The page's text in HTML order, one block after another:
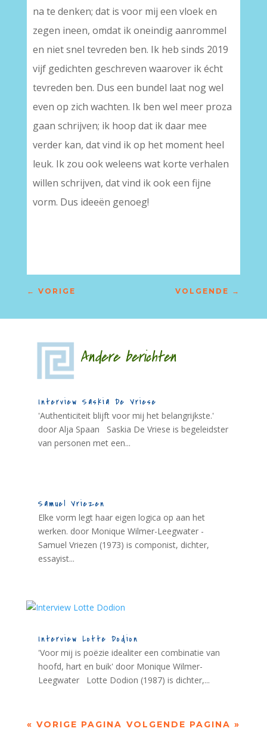
na te denken; dat is voor mij een vloek en
zegen ineen, omdat ik oneindig aanrommel
en niet snel tevreden ben. Ik heb sinds 2019
vijf gedichten geschreven waarover ik écht
tevreden ben. Dus een bundel laat nog wel
even op zich wachten. Ik ben wel meer proza
gaan schrijven; ik hoop dat ik daar mee
verder kan, dat vind ik op het moment heel
leuk. Ik zou ook weleens wat korte verhalen
willen schrijven, dat vind ik ook een fijne
vorm. Dus ideeën genoeg!
← VORIGE VOLGENDE →
Andere berichten
Interview Saskia De Vriese
'Authenticiteit blijft voor mij het belangrijkste.'
door Alja Spaan Saskia De Vriese is begeleidster
van personen met een...
Samuel Vriezen
Elke vorm legt haar eigen logica op aan het
werken. door Monique Wilmer-Leegwater -
Samuel Vriezen (1973) is componist, dichter,
essayist...
Interview Lotte Dodion
'Voor mij is poëzie idealiter een combinatie van
hoofd, hart en buik' door Monique Wilmer-
Leegwater Lotte Dodion (1987) is dichter,...
« VORIGE PAGINA VOLGENDE PAGINA »